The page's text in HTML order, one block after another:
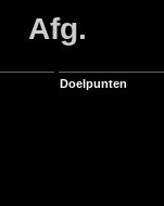
Afg.
Doelpunten